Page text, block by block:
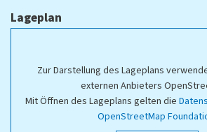
Lageplan
Zur Darstellung des Lageplans
externen Anbieters
Mit Öffnen des Lageplans gelten die
OpenStreetMap